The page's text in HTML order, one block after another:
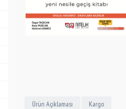
Ürün Açıklaması Kargo